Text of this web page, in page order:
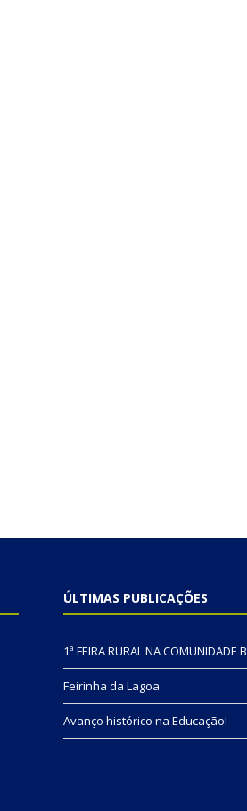
ÚLTIMAS PUBLICAÇÕES
1ª FEIRA RURAL NA COMUNIDADE
Feirinha da Lagoa
Avanço histórico na Educação!